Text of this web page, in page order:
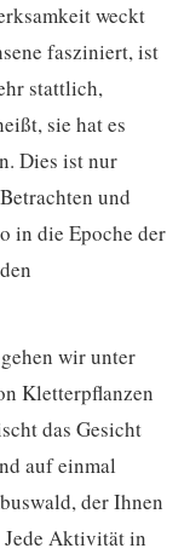
weckt
fasziniert, ist
stattlich,
sie hat es
Dies ist nur
und
in die Epoche der
wir unter
Kletterpflanzen
das Gesicht
auf einmal
der Ihnen
Jede Aktivität in